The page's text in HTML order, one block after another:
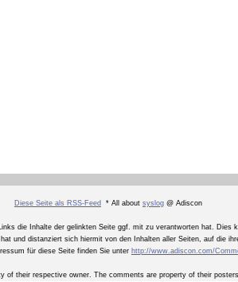
Diese Seite als RSS-Feed * All about syslog @ Adiscon
die Inhalte der gelinkten Seite ggf. mit zu verantworten hat.
und distanziert sich hiermit von den Inhalten aller Seiten, auf die
für diese Seite finden Sie unter http://www.adiscon.com/
of their respective owner. The comments are property of their